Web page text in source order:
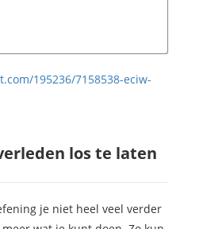
195236/7158538-eciw-
los te laten
je niet heel veel verder